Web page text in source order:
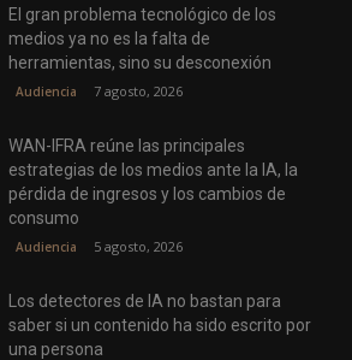
El gran problema tecnológico de los
medios ya no es la falta de
herramientas, sino su desconexión
Audiencia 7 agosto, 2026
WAN-IFRA reúne las principales
estrategias de los medios ante la IA, la
pérdida de ingresos y los cambios de
consumo
Audiencia 5 agosto, 2026
Los detectores de IA no bastan para
saber si un contenido ha sido escrito por
una persona